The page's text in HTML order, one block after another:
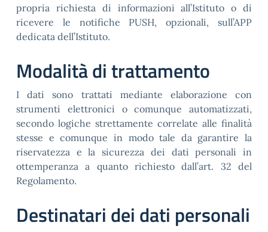
propria richiesta di informazioni all’Istituto o di
ricevere le notifiche PUSH, opzionali, sull’APP
dedicata dell’Istituto.
Modalità di trattamento
I dati sono trattati mediante elaborazione con
strumenti elettronici o comunque automatizzati,
secondo logiche strettamente correlate alle finalità
stesse e comunque in modo tale da garantire la
riservatezza e la sicurezza dei dati personali in
ottemperanza a quanto richiesto dall’art. 32 del
Regolamento.
Destinatari dei dati personali